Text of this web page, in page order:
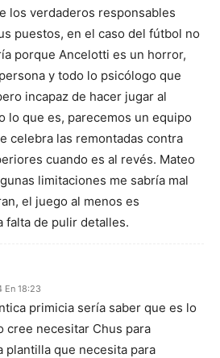
los verdaderos responsables
puestos, en el caso del fútbol no
porque Ancelotti es un horror,
y todo lo psicólogo que
incapaz de hacer jugar al
lo que es, parecemos un equipo
celebra las remontadas contra
cuando es al revés. Mateo
limitaciones me sabría mal
el juego al menos es
falta de pulir detalles.
En 18:23
primicia sería saber que es lo
cree necesitar Chus para
plantilla que necesita para